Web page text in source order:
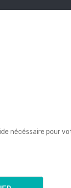
nécéssaire pour